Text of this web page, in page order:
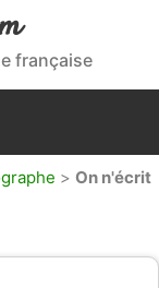
française
> On n'écrit